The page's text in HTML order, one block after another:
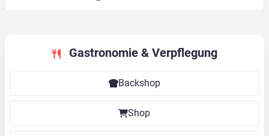
Gastronomie & Verpflegung
Backshop
Shop